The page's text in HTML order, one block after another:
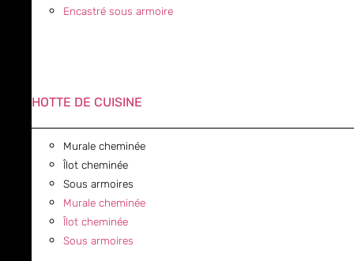
Encastré sous armoire
HOTTE DE CUISINE
Murale cheminée
Îlot cheminée
Sous armoires
Murale cheminée
Îlot cheminée
Sous armoires